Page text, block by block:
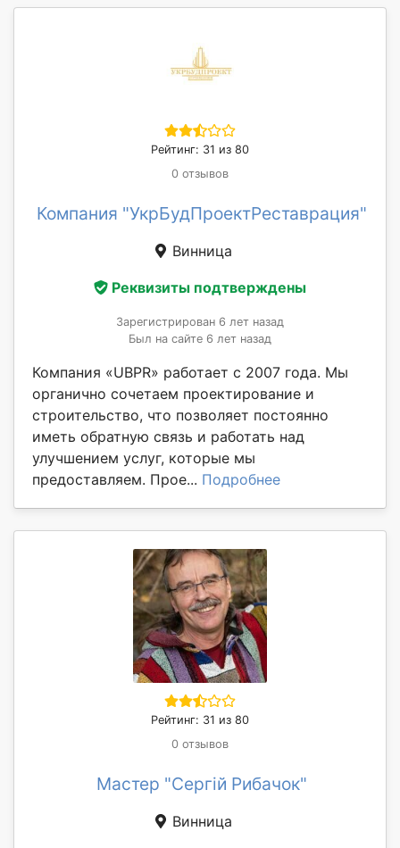
Рейтинг: 31 из 80
0 отзывов
Компания "УкрБудПроектРеставрация"
Винница
Реквизиты подтверждены
Зарегистрирован 6 лет назад
Был на сайте 6 лет назад
Компания «UBPR» работает с 2007 года. Мы
органично сочетаем проектирование и
строительство, что позволяет постоянно
иметь обратную связь и работать над
улучшением услуг, которые мы
предоставляем. Прое... Подробнее
Рейтинг: 31 из 80
0 отзывов
Мастер "Сергій Рибачок"
Винница